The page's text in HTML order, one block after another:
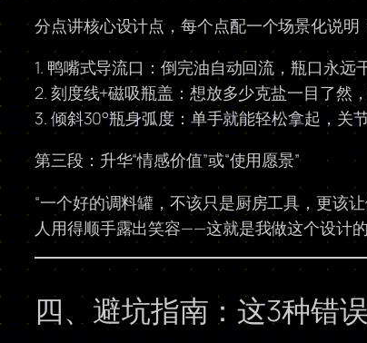
分点讲核心设计点，每个点配一个场景化说明
1. 鸭嘴式导流口：倒完油自动回流，瓶口永
2. 刻度线+磁吸瓶盖：想放多少克盐一目了然
3. 倾斜30°瓶身弧度：单手就能轻松拿起，关
第三段：升华“情感价值”或“使用愿景”
“一个好的调料罐，不该只是厨房工具，更该
人用得顺手露出笑容——这就是我做这个设计
四、避坑指南：这3种错